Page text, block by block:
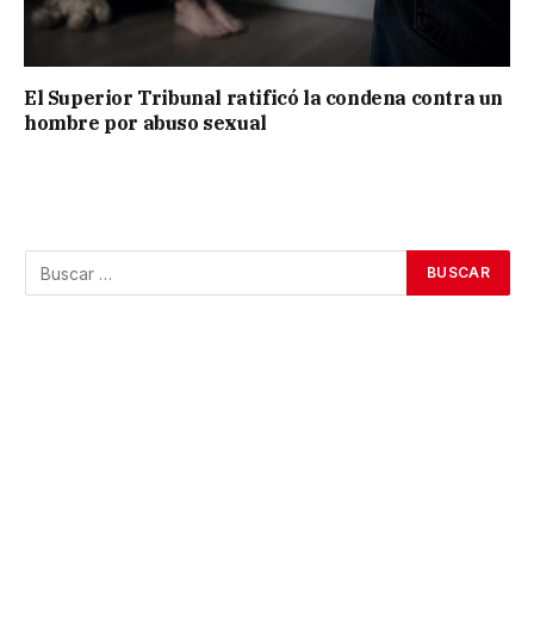
El Superior Tribunal ratificó la condena contra un
hombre por abuso sexual